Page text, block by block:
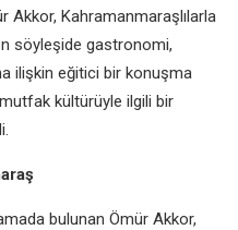
Akkor, Kahramanmaraşlılarla
söyleşide gastronomi,
ilişkin eğitici bir konuşma
kültürüyle ilgili bir
bulunan Ömür Akkor,